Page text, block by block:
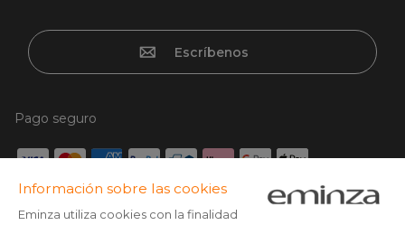
Escríbenos
Pago seguro
Tarjeta de crédito, Paypal, Transferencia bancaria, Klarna x3